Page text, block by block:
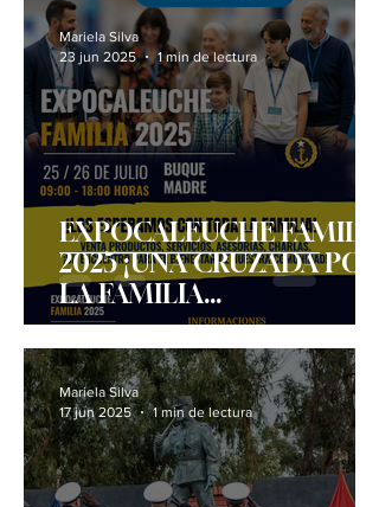
EXPOCALEUCHE FAMILIA
2025 ¡UNA CRUZADA POR
LA FAMILIA
CALEUCHANA!
Mariela Silva
23 jun 2025
1 min de lectura
Mariela Silva
17 jun 2025
1 min de lectura